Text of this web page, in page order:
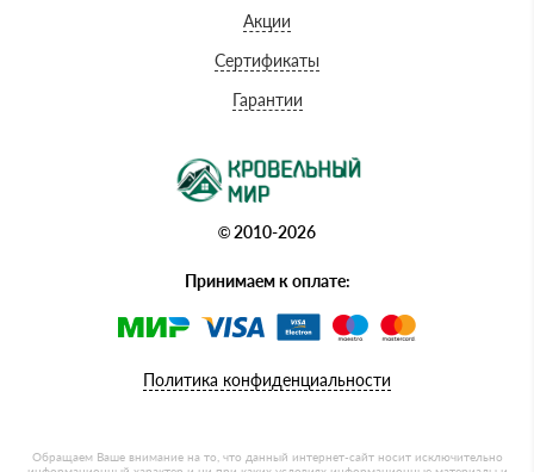
Акции
Сертификаты
Гарантии
© 2010-2026
Принимаем к оплате:
Политика конфиденциальности